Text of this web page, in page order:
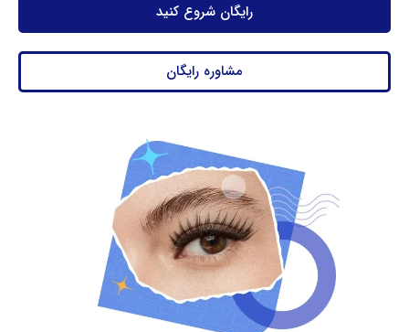
رایگان شروع کنید
مشاوره رایگان